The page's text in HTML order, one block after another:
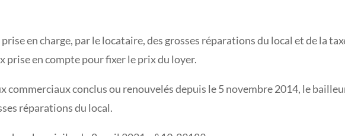
en charge, par le locataire, des grosses réparations du local et de la
en compte pour fixer le prix du loyer.
conclus ou renouvelés depuis le 5 novembre 2014, le
réparations du local.